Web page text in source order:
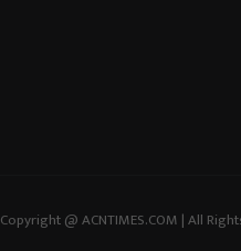
Copyright @ ACNTIMES.COM | All